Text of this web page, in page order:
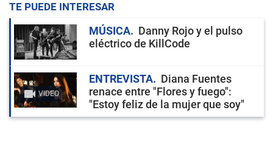
TE PUEDE INTERESAR
MÚSICA
Danny Rojo y el pulso
eléctrico de KillCode
VIDEO
ENTREVISTA
Diana Fuentes
renace entre "Flores y fuego":
"Estoy feliz de la mujer que soy"